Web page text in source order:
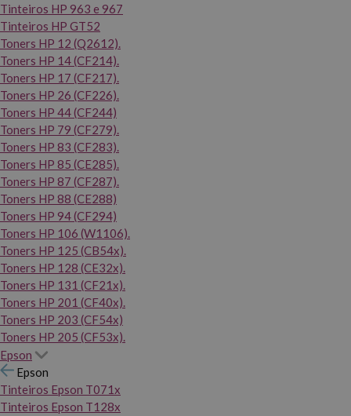
Tinteiros HP 963 e 967
Tinteiros HP GT52
Toners HP 12 (Q2612).
Toners HP 14 (CF214).
Toners HP 17 (CF217).
Toners HP 26 (CF226).
Toners HP 44 (CF244)
Toners HP 79 (CF279).
Toners HP 83 (CF283).
Toners HP 85 (CE285).
Toners HP 87 (CF287).
Toners HP 88 (CE288)
Toners HP 94 (CF294)
Toners HP 106 (W1106).
Toners HP 125 (CB54x).
Toners HP 128 (CE32x).
Toners HP 131 (CF21x).
Toners HP 201 (CF40x).
Toners HP 203 (CF54x)
Toners HP 205 (CF53x).
Epson
Epson
Tinteiros Epson T071x
Tinteiros Epson T128x